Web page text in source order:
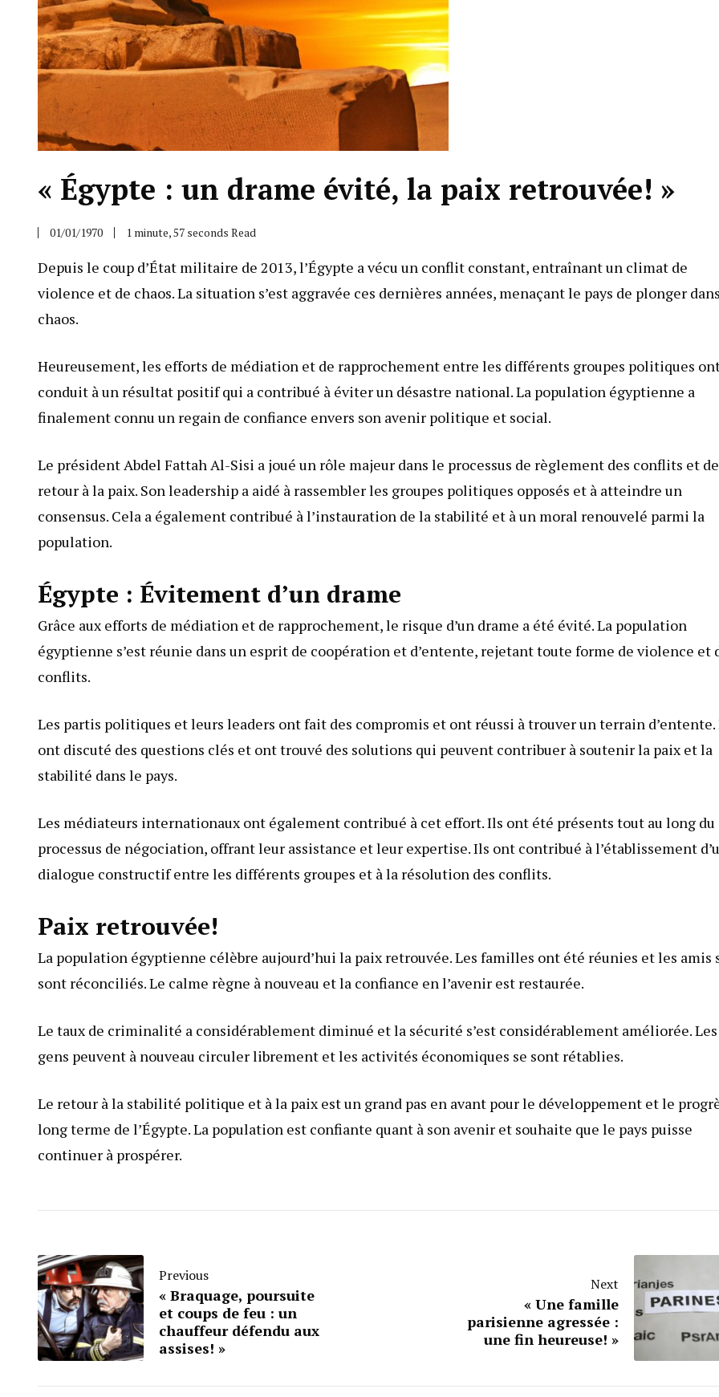
« Égypte : un drame évité, la paix retrouvée! »
01/01/1970 1 minute, 57 seconds Read
Depuis le coup d’État militaire de 2013, l’Égypte a vécu un conflit constant, entraînant un climat de
violence et de chaos. La situation s’est aggravée ces dernières années, menaçant le pays de plonger
chaos.
Heureusement, les efforts de médiation et de rapprochement entre les différents groupes politiques
conduit à un résultat positif qui a contribué à éviter un désastre national. La population égyptienne a
finalement connu un regain de confiance envers son avenir politique et social.
Le président Abdel Fattah Al-Sisi a joué un rôle majeur dans le processus de règlement des conflits et de
retour à la paix. Son leadership a aidé à rassembler les groupes politiques opposés et à atteindre un
consensus. Cela a également contribué à l’instauration de la stabilité et à un moral renouvelé parmi la
population.
Égypte : Évitement d’un drame
Grâce aux efforts de médiation et de rapprochement, le risque d’un drame a été évité. La population
égyptienne s’est réunie dans un esprit de coopération et d’entente, rejetant toute forme de violence et
conflits.
Les partis politiques et leurs leaders ont fait des compromis et ont réussi à trouver un terrain d’entente.
ont discuté des questions clés et ont trouvé des solutions qui peuvent contribuer à soutenir la paix et la
stabilité dans le pays.
Les médiateurs internationaux ont également contribué à cet effort. Ils ont été présents tout au long du
processus de négociation, offrant leur assistance et leur expertise. Ils ont contribué à l’établissement
dialogue constructif entre les différents groupes et à la résolution des conflits.
Paix retrouvée!
La population égyptienne célèbre aujourd’hui la paix retrouvée. Les familles ont été réunies et les amis
sont réconciliés. Le calme règne à nouveau et la confiance en l’avenir est restaurée.
Le taux de criminalité a considérablement diminué et la sécurité s’est considérablement améliorée. Les
gens peuvent à nouveau circuler librement et les activités économiques se sont rétablies.
Le retour à la stabilité politique et à la paix est un grand pas en avant pour le développement et le
long terme de l’Égypte. La population est confiante quant à son avenir et souhaite que le pays puisse
continuer à prospérer.
Previous
« Braquage, poursuite
et coups de feu : un
chauffeur défendu aux
assises! »
Next
« Une famille
parisienne agressée :
une fin heureuse! »